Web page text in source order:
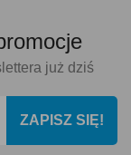
już dziś
ZAPISZ SIĘ!